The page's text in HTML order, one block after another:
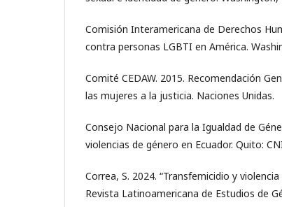
Comisión Interamericana de Derechos
contra personas LGBTI en América.
Comité CEDAW. 2015. Recomendación
las mujeres a la justicia. Naciones Unidas.
Consejo Nacional para la Igualdad de
violencias de género en Ecuador. Quito:
Correa, S. 2024. “Transfemicidio y
Revista Latinoamericana de Estudios de